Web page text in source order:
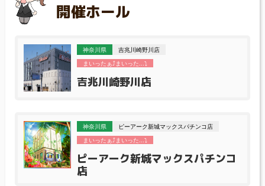
開催ホール
神奈川県
吉兆川崎野川店
まいったぁ⤴まいった...⤵
吉兆川崎野川店
神奈川県
ピーアーク新城マックスパチンコ店
まいったぁ⤴まいった...⤵
ピーアーク新城マックスパチンコ
店